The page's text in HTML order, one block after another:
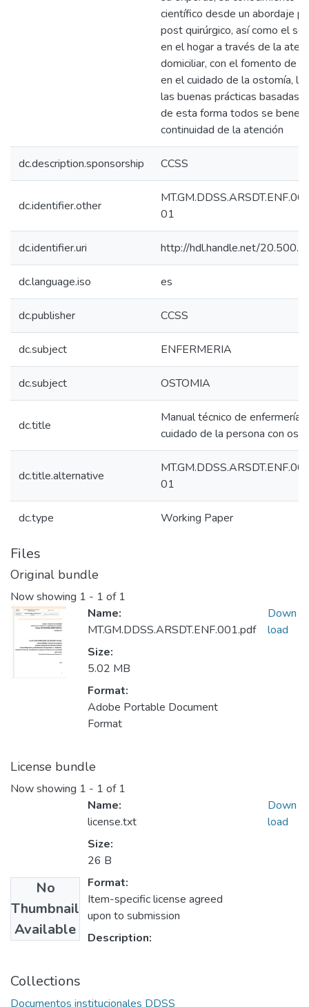
científico desde un abordaje
post quirúrgico, así como el
en el hogar a través de la
domiciliar, con el fomento de
en el cuidado de la ostomía, la
las buenas prácticas basadas
de esta forma todos se
continuidad de la atención
dc.description.sponsorship CCSS
dc.identifier.other
01
dc.identifier.uri http://hdl.handle.net/
dc.language.iso es
dc.publisher CCSS
dc.subject ENFERMERIA
dc.subject OSTOMIA
dc.title
Manual técnico de enfermería
cuidado de la persona con
dc.title.alternative
01
dc.type Working Paper
Files
Original bundle
Now showing 1 - 1 of 1
Name:
MT.GM.DDSS.ARSDT.ENF.001.pdf
Size:
5.02 MB
Format:
Adobe Portable Document
Format
Down
load
License bundle
Now showing 1 - 1 of 1
No
Thumbnail
Available
Name:
license.txt
Size:
26 B
Format:
Item-specific license agreed
upon to submission
Description:
Down
load
Collections
Documentos institucionales DDSS